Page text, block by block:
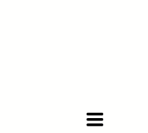
Toggle
navigation